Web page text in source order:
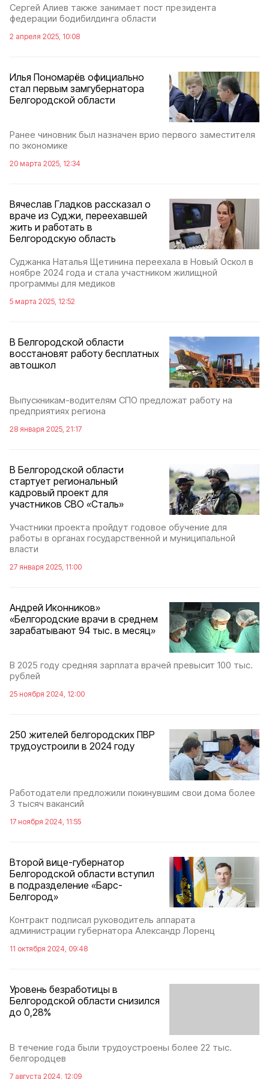
Сергей Алиев также занимает пост президента
федерации бодибилдинга области
2 апреля 2025, 10:08
Илья Пономарёв официально
стал первым замгубернатора
Белгородской области
Ранее чиновник был назначен врио первого заместителя
по экономике
20 марта 2025, 12:34
Вячеслав Гладков рассказал о
враче из Суджи, переехавшей
жить и работать в
Белгородскую область
Суджанка Наталья Щетинина переехала в Новый Оскол в
ноябре 2024 года и стала участником жилищной
программы для медиков
5 марта 2025, 12:52
В Белгородской области
восстановят работу бесплатных
автошкол
Выпускникам-водителям СПО предложат работу на
предприятиях региона
28 января 2025, 21:17
В Белгородской области
стартует региональный
кадровый проект для
участников СВО «Сталь»
Участники проекта пройдут годовое обучение для
работы в органах государственной и муниципальной
власти
27 января 2025, 11:00
Андрей Иконников»
«Белгородские врачи в среднем
зарабатывают 94 тыс. в месяц»
В 2025 году средняя зарплата врачей превысит 100 тыс.
рублей
25 ноября 2024, 12:00
250 жителей белгородских ПВР
трудоустроили в 2024 году
Работодатели предложили покинувшим свои дома более
3 тысяч вакансий
17 ноября 2024, 11:55
Второй вице-губернатор
Белгородской области вступил
в подразделение «Барс-
Белгород»
Контракт подписал руководитель аппарата
администрации губернатора Александр Лоренц
11 октября 2024, 09:48
Уровень безработицы в
Белгородской области снизился
до 0,28%
В течение года были трудоустроены более 22 тыс.
белгородцев
7 августа 2024, 12:09